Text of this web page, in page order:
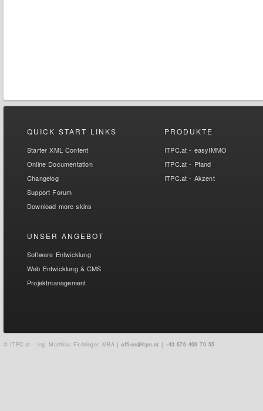
QUICK START LINKS
Starter XML Content
Online Documentation
Changelog
Support Forum
Download more skins
UNSER ANGEBOT
Software Entwicklung
Web Entwicklung & CMS
Projektmanagement
PRODUKTE
ITPC.at - easyIMMO
ITPC.at - Pfand
ITPC.at - Akzent
© ITPC.at - Ing. Matthias Fichtinger, MBA| office@itpc.at | +43 676 406 70 55